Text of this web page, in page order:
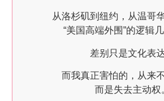
从洛杉矶到纽约，从温哥
“美国高端外围”的逻辑几
差别只是文化表达
而我真正害怕的，从来
而是失去主动权